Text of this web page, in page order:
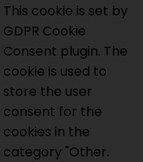
This cookie is set by
GDPR Cookie
Consent plugin. The
cookie is used to
store the user
consent for the
cookies in the
category "Other.